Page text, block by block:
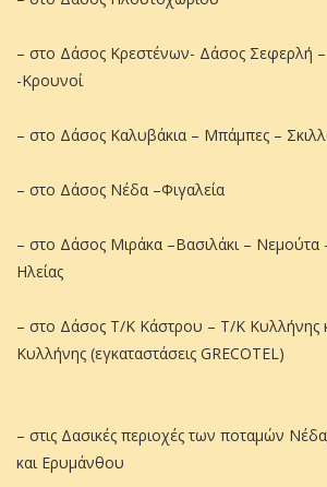
– στο Δάσος Κρεστένων- Δάσος Σεφερλή
-Κρουνοί
– στο Δάσος Καλυβάκια – Μπάμπες –
– στο Δάσος Νέδα –Φιγαλεία
– στο Δάσος Μιράκα –Βασιλάκι –
Ηλείας
– στο Δάσος Τ/Κ Κάστρου – Τ/Κ Κυλλήνης
Κυλλήνης (εγκαταστάσεις GRECOTEL)
– στις Δασικές περιοχές των ποταμών
και Ερυμάνθου